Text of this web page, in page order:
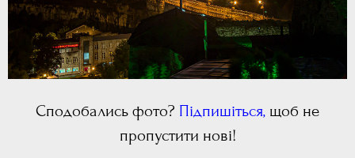
Сподобались фото? Підпишіться, щоб не
пропустити нові!